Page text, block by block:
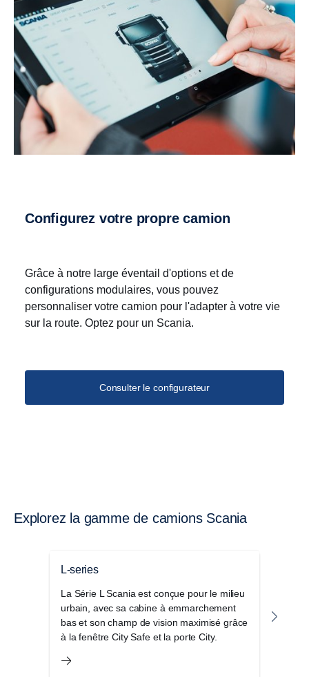
Configurez votre propre camion
Grâce à notre large éventail d'options et de
configurations modulaires, vous pouvez
personnaliser votre camion pour l'adapter à votre vie
sur la route. Optez pour un Scania.
Consulter le configurateur
Explorez la gamme de camions Scania
L-series
La Série L Scania est conçue pour le milieu
urbain, avec sa cabine à emmarchement
bas et son champ de vision maximisé grâce
à la fenêtre City Safe et la porte City.